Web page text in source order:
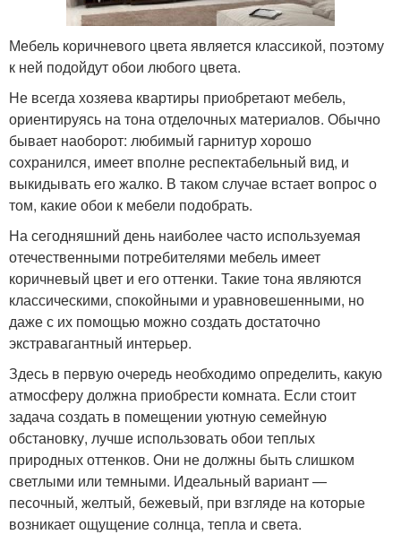
Мебель коричневого цвета является классикой, поэтому
к ней подойдут обои любого цвета.
Не всегда хозяева квартиры приобретают мебель,
ориентируясь на тона отделочных материалов. Обычно
бывает наоборот: любимый гарнитур хорошо
сохранился, имеет вполне респектабельный вид, и
выкидывать его жалко. В таком случае встает вопрос о
том, какие обои к мебели подобрать.
На сегодняшний день наиболее часто используемая
отечественными потребителями мебель имеет
коричневый цвет и его оттенки. Такие тона являются
классическими, спокойными и уравновешенными, но
даже с их помощью можно создать достаточно
экстравагантный интерьер.
Здесь в первую очередь необходимо определить, какую
атмосферу должна приобрести комната. Если стоит
задача создать в помещении уютную семейную
обстановку, лучше использовать обои теплых
природных оттенков. Они не должны быть слишком
светлыми или темными. Идеальный вариант —
песочный, желтый, бежевый, при взгляде на которые
возникает ощущение солнца, тепла и света.